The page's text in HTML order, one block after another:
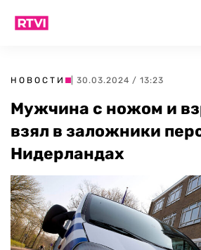
НОВОСТИ | 30.03.2024 / 13:23
Мужчина с ножом и
взял в заложники
Нидерландах